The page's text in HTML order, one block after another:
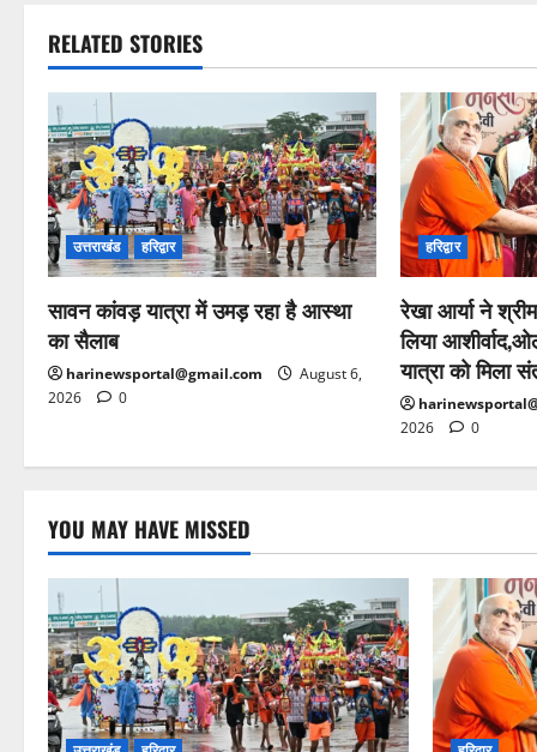
RELATED STORIES
उत्तराखंड हरिद्वार
सावन कांवड़ यात्रा में उमड़ रहा है आस्था
का सैलाब
harinewsportal@gmail.com
August 6,
2026
0
हरिद्वार
रेखा आर्या ने
लिया
यात्रा को मिला
2026
0
YOU MAY HAVE MISSED